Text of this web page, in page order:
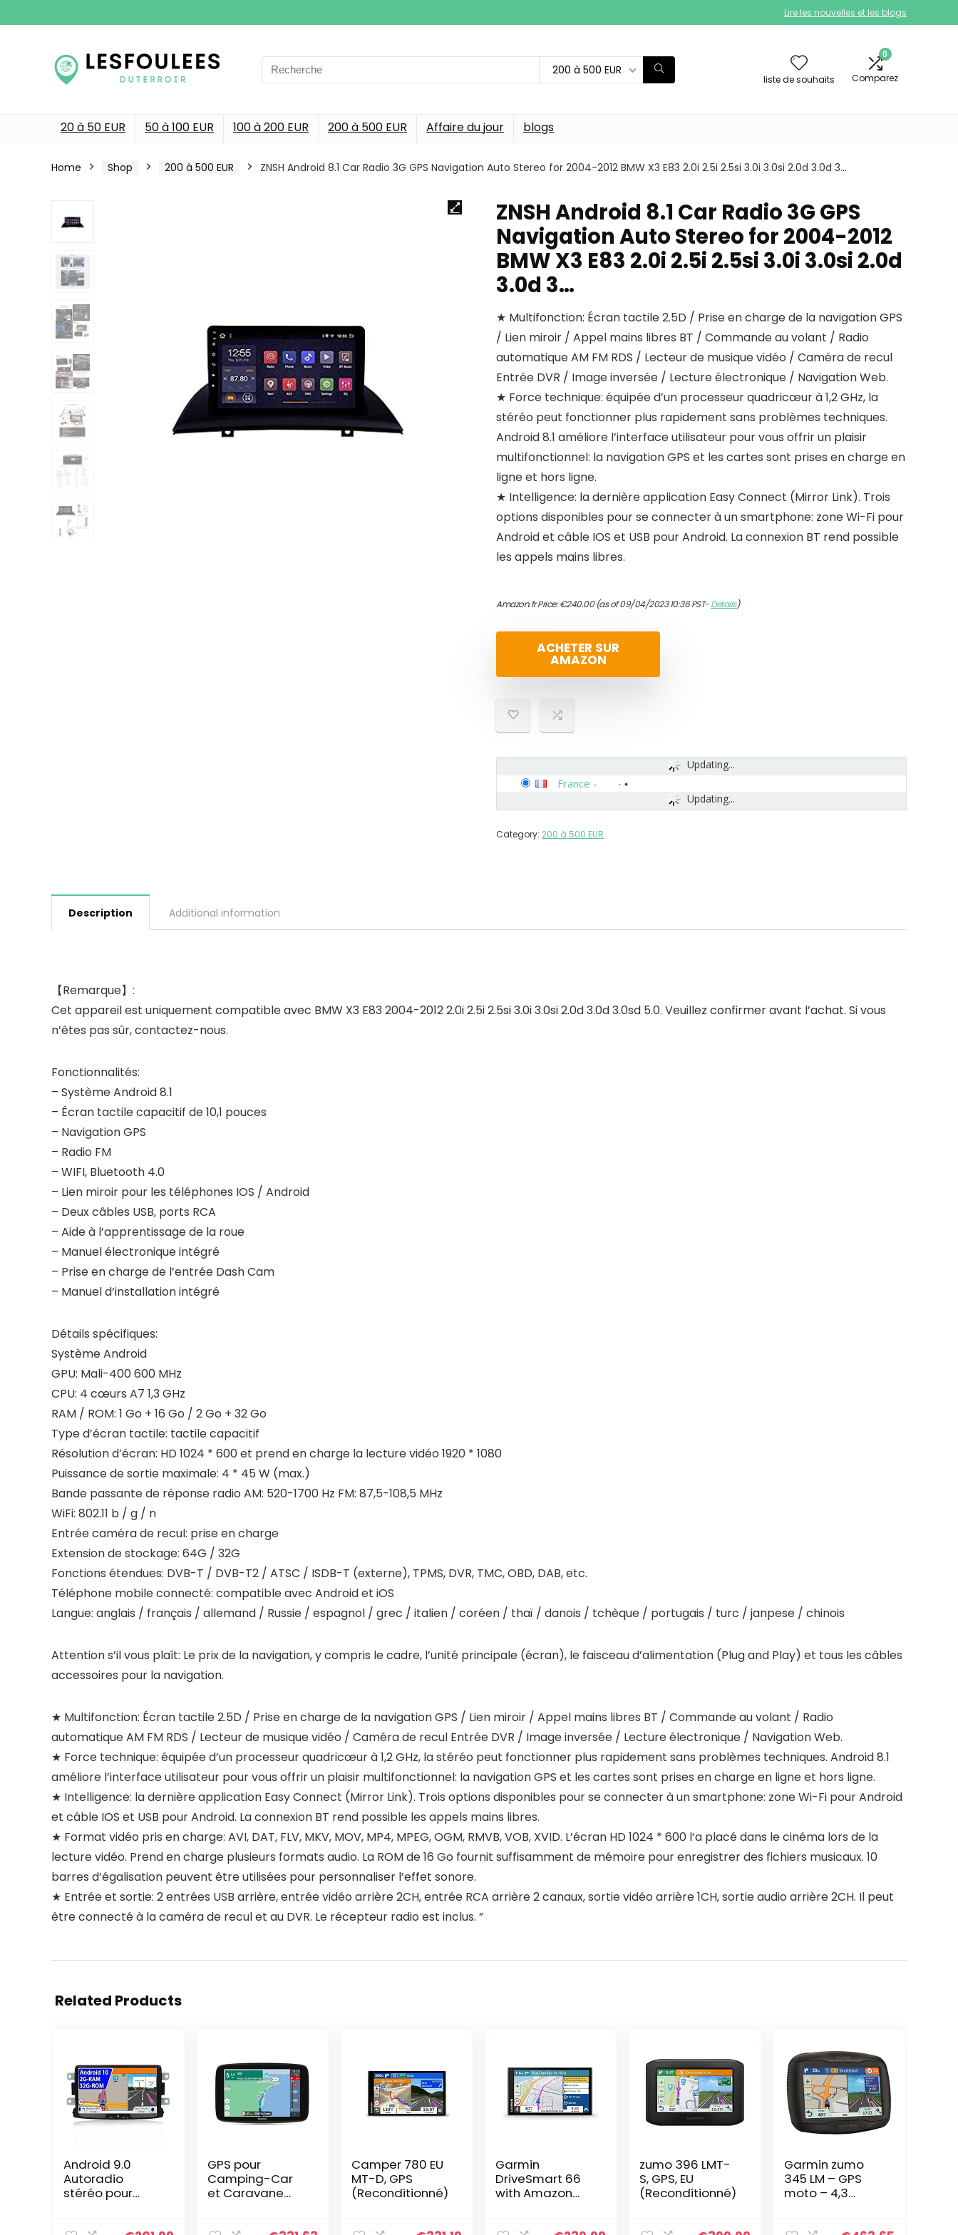
Lire les nouvelles et les blogs
Search
for:
200 à 500 EUR
liste de souhaits
0
Comparez
20 à 50 EUR 50 à 100 EUR 100 à 200 EUR 200 à 500 EUR Affaire du jour blogs
Home Shop 200 à 500 EUR ZNSH Android 8.1 Car Radio 3G GPS Navigation Auto Stereo for 2004-2012 BMW X3 E83 2.0i 2.5i 2.5si 3.0i 3.0si 2.0d 3.0d 3…
ZNSH Android 8.1 Car Radio 3G GPS
Navigation Auto Stereo for 2004-2012
BMW X3 E83 2.0i 2.5i 2.5si 3.0i 3.0si 2.0d
3.0d 3…
★ Multifonction: Écran tactile 2.5D / Prise en charge de la navigation GPS
/ Lien miroir / Appel mains libres BT / Commande au volant / Radio
automatique AM FM RDS / Lecteur de musique vidéo / Caméra de recul
Entrée DVR / Image inversée / Lecture électronique / Navigation Web.
★ Force technique: équipée d’un processeur quadricœur à 1,2 GHz, la
stéréo peut fonctionner plus rapidement sans problèmes techniques.
Android 8.1 améliore l’interface utilisateur pour vous offrir un plaisir
multifonctionnel: la navigation GPS et les cartes sont prises en charge en
ligne et hors ligne.
★ Intelligence: la dernière application Easy Connect (Mirror Link). Trois
options disponibles pour se connecter à un smartphone: zone Wi-Fi pour
Android et câble IOS et USB pour Android. La connexion BT rend possible
les appels mains libres.
Amazon.fr Price:€240.00(as of 09/04/2023 10:36 PST-Details)
ACHETER SUR
AMAZON
Updating...
Updating...
France -
Category: 200 à 500 EUR
Description Additional information
【Remarque】:
Cet appareil est uniquement compatible avec BMW X3 E83 2004-2012 2.0i 2.5i 2.5si 3.0i 3.0si 2.0d 3.0d 3.0sd 5.0. Veuillez confirmer avant l’achat. Si vous
n’êtes pas sûr, contactez-nous.
Fonctionnalités:
– Système Android 8.1
– Écran tactile capacitif de 10,1 pouces
– Navigation GPS
– Radio FM
– WIFI, Bluetooth 4.0
– Lien miroir pour les téléphones IOS / Android
– Deux câbles USB, ports RCA
– Aide à l’apprentissage de la roue
– Manuel électronique intégré
– Prise en charge de l’entrée Dash Cam
– Manuel d’installation intégré
Détails spécifiques:
Système Android
GPU: Mali-400 600 MHz
CPU: 4 cœurs A7 1,3 GHz
RAM / ROM: 1 Go + 16 Go / 2 Go + 32 Go
Type d’écran tactile: tactile capacitif
Résolution d’écran: HD 1024 * 600 et prend en charge la lecture vidéo 1920 * 1080
Puissance de sortie maximale: 4 * 45 W (max.)
Bande passante de réponse radio AM: 520-1700 Hz FM: 87,5-108,5 MHz
WiFi: 802.11 b / g / n
Entrée caméra de recul: prise en charge
Extension de stockage: 64G / 32G
Fonctions étendues: DVB-T / DVB-T2 / ATSC / ISDB-T (externe), TPMS, DVR, TMC, OBD, DAB, etc.
Téléphone mobile connecté: compatible avec Android et iOS
Langue: anglais / français / allemand / Russie / espagnol / grec / italien / coréen / thaï / danois / tchèque / portugais / turc / janpese / chinois
Attention s’il vous plaît: Le prix de la navigation, y compris le cadre, l’unité principale (écran), le faisceau d’alimentation (Plug and Play) et tous les câbles
accessoires pour la navigation.
★ Multifonction: Écran tactile 2.5D / Prise en charge de la navigation GPS / Lien miroir / Appel mains libres BT / Commande au volant / Radio
automatique AM FM RDS / Lecteur de musique vidéo / Caméra de recul Entrée DVR / Image inversée / Lecture électronique / Navigation Web.
★ Force technique: équipée d’un processeur quadricœur à 1,2 GHz, la stéréo peut fonctionner plus rapidement sans problèmes techniques. Android 8.1
améliore l’interface utilisateur pour vous offrir un plaisir multifonctionnel: la navigation GPS et les cartes sont prises en charge en ligne et hors ligne.
★ Intelligence: la dernière application Easy Connect (Mirror Link). Trois options disponibles pour se connecter à un smartphone: zone Wi-Fi pour Android
et câble IOS et USB pour Android. La connexion BT rend possible les appels mains libres.
★ Format vidéo pris en charge: AVI, DAT, FLV, MKV, MOV, MP4, MPEG, OGM, RMVB, VOB, XVID. L’écran HD 1024 * 600 l’a placé dans le cinéma lors de la
lecture vidéo. Prend en charge plusieurs formats audio. La ROM de 16 Go fournit suffisamment de mémoire pour enregistrer des fichiers musicaux. 10
barres d’égalisation peuvent être utilisées pour personnaliser l’effet sonore.
★ Entrée et sortie: 2 entrées USB arrière, entrée vidéo arrière 2CH, entrée RCA arrière 2 canaux, sortie vidéo arrière 1CH, sortie audio arrière 2CH. Il peut
être connecté à la caméra de recul et au DVR. Le récepteur radio est inclus. ”
Related Products
Android 9.0
Autoradio
stéréo pour
GPS pour
Camping-Car
et Caravane
Camper 780 EU
MT-D, GPS
(Reconditionné)
Garmin
DriveSmart 66
with Amazon
zumo 396 LMT-
S, GPS, EU
(Reconditionné)
Garmin zumo
345 LM – GPS
moto – 4,3